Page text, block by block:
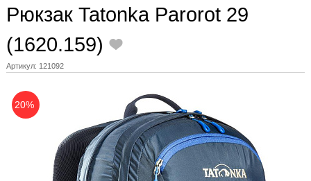
Рюкзак Tatonka Parorot 29
(1620.159)
Артикул: 121092
20%